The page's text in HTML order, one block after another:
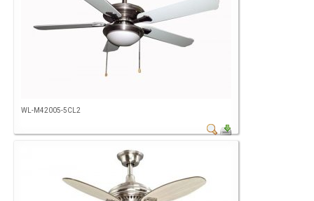
WL-M42005-5CL2